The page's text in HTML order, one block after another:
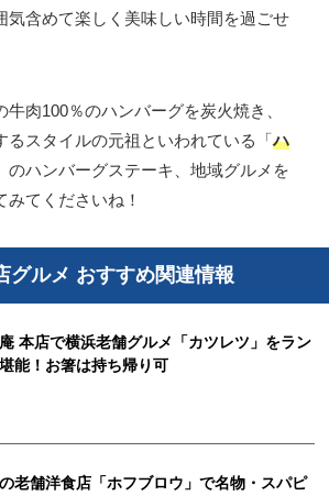
気含めて楽しく美味しい時間を過ごせ
肉100％のハンバーグを炭火焼き、
るスタイルの元祖といわれている「ハ
のハンバーグステーキ、地域グルメを
てくださいね！
グルメ おすすめ関連情報
本店で横浜老舗グルメ「カツレツ」をラン
能！お箸は持ち帰り可
老舗洋食店「ホフブロウ」で名物・スパピ